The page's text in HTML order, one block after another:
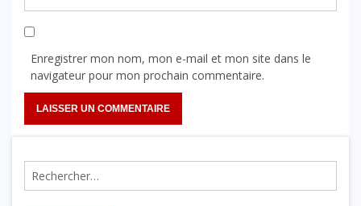
Enregistrer mon nom, mon e-mail et mon site dans le
navigateur pour mon prochain commentaire.
Rechercher :